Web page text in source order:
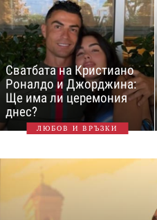
Сватбата на Кристиано
Роналдо и Джорджина:
Ще има ли церемония
днес?
ЛЮБОВ И ВРЪЗКИ